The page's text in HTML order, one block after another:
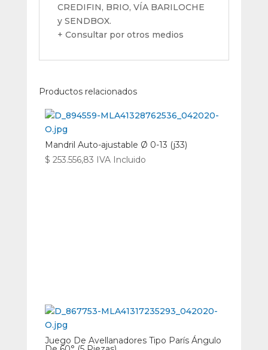
CREDIFIN, BRIO, VÍA BARILOCHE
y SENDBOX.
+ Consultar por otros medios
Productos relacionados
Mandril Auto-ajustable Ø 0-13 (j33)
$ 253.556,83 IVA Incluido
Juego De Avellanadores Tipo París Ángulo